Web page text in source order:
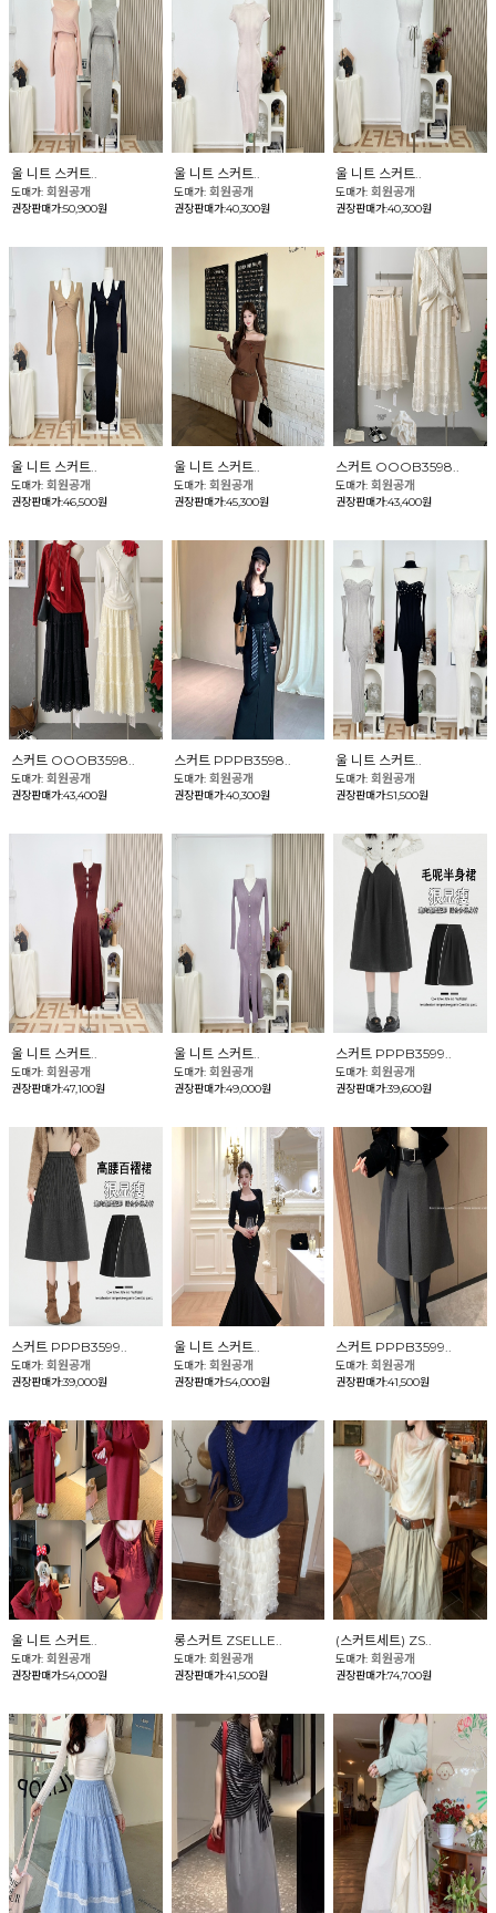
울 니트 스커트..
도매가: 회원공개
권장판매가:50,900원
울 니트 스커트..
도매가: 회원공개
권장판매가:40,300원
울 니트 스커트..
도매가:회원공개
권장판매가:40,300원
울 니트 스커트..
도매가: 회원공개
권장판매가:46,500원
울 니트 스커트..
도매가: 회원공개
권장판매가:45,300원
스커트 OOOB3598..
도매가:회원공개
권장판매가:43,400원
스커트 OOOB3598..
도매가: 회원공개
권장판매가:43,400원
스커트 PPPB3598..
도매가: 회원공개
권장판매가:40,300원
울 니트 스커트..
도매가:회원공개
권장판매가:51,500원
울 니트 스커트..
도매가: 회원공개
권장판매가:47,100원
울 니트 스커트..
도매가: 회원공개
권장판매가:49,000원
스커트 PPPB3599..
도매가:회원공개
권장판매가:39,600원
스커트 PPPB3599..
도매가: 회원공개
권장판매가:39,000원
울 니트 스커트..
도매가: 회원공개
권장판매가:54,000원
스커트 PPPB3599..
도매가:회원공개
권장판매가:41,500원
울 니트 스커트..
도매가: 회원공개
권장판매가:54,000원
롱스커트 ZSELLE..
도매가: 회원공개
권장판매가:41,500원
(스커트세트) ZS..
도매가:회원공개
권장판매가:74,700원